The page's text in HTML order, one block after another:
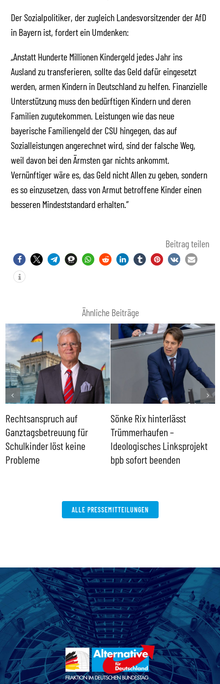
Der Sozialpolitiker, der zugleich Landesvorsitzender der AfD
in Bayern ist, fordert ein Umdenken:
„Anstatt Hunderte Millionen Kindergeld jedes Jahr ins
Ausland zu transferieren, sollte das Geld dafür eingesetzt
werden, armen Kindern in Deutschland zu helfen. Finanzielle
Unterstützung muss den bedürftigen Kindern und deren
Familien zugutekommen. Leistungen wie das neue
bayerische Familiengeld der CSU hingegen, das auf
Sozialleistungen angerechnet wird, sind der falsche Weg,
weil davon bei den Ärmsten gar nichts ankommt.
Vernünftiger wäre es, das Geld nicht Allen zu geben, sondern
es so einzusetzen, dass von Armut betroffene Kinder einen
besseren Mindeststandard erhalten.”
Beitrag teilen
Ähnliche Beiträge
Rechtsanspruch auf
Ganztagsbetreuung für
Schulkinder löst keine
Probleme
Sönke Rix hinterlässt
Trümmerhaufen –
Ideologisches Linksprojekt
bpb sofort beenden
ALLE PRESSEMITTEILUNGEN